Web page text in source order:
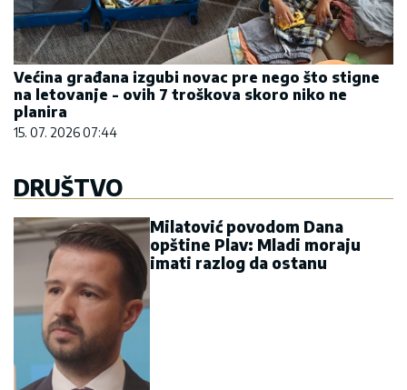
Većina građana izgubi novac pre nego što stigne
na letovanje - ovih 7 troškova skoro niko ne
planira
15. 07. 2026 07:44
DRUŠTVO
Milatović povodom Dana
opštine Plav: Mladi moraju
imati razlog da ostanu